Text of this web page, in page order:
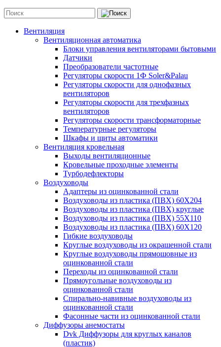
Вентиляция
Вентиляционная автоматика
Блоки управления вентиляторами бытовыми
Датчики
Преобразователи частотные
Регуляторы скорости 1Ф Soler&Palau
Регуляторы скорости для однофазных
вентиляторов
Регуляторы скорости для трехфазных
вентиляторов
Регуляторы скорости трансформаторные
Температурные регуляторы
Шкафы и щиты автоматики
Вентиляция кровельная
Выходы вентиляционные
Кровельные проходные элементы
Турбодефлекторы
Воздуховоды
Адаптеры из оцинкованной стали
Воздуховоды из пластика (ПВХ) 60Х204
Воздуховоды из пластика (ПВХ) круглые
Воздуховоды из пластика (ПВХ) 55Х110
Воздуховоды из пластика (ПВХ) 60Х120
Гибкие воздуховоды
Круглые воздуховоды из окрашенной стали
Круглые воздуховоды прямошовные из
оцинкованной стали
Переходы из оцинкованной стали
Прямоугольные воздуховоды из
оцинкованной стали
Спирально-навивные воздуховоды из
оцинкованной стали
Фасонные части из оцинкованной стали
Диффузоры анемостаты
Dvk Диффузоры для круглых каналов
(пластик)